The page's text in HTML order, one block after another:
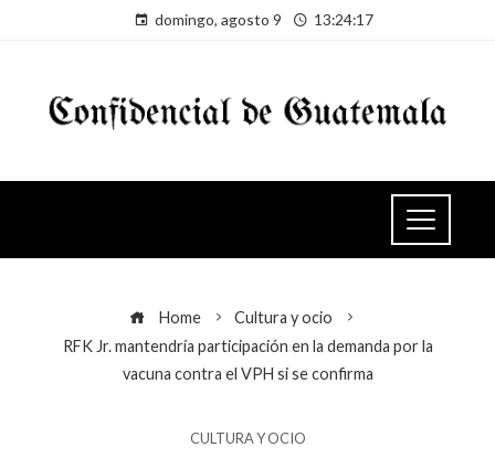
domingo, agosto 9 13:24:17
Home
Cultura y ocio
RFK Jr. mantendría participación en la demanda por la
vacuna contra el VPH si se confirma
CULTURA Y OCIO